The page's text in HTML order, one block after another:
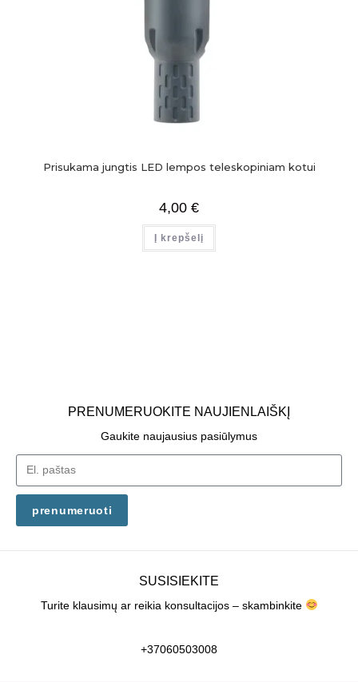
Prisukama jungtis LED lempos teleskopiniam kotui
4,00 €
Į krepšelį
PRENUMERUOKITE NAUJIENLAIŠKĮ
Gaukite naujausius pasiūlymus
prenumeruoti
SUSISIEKITE
Turite klausimų ar reikia konsultacijos – skambinkite
+37060503008